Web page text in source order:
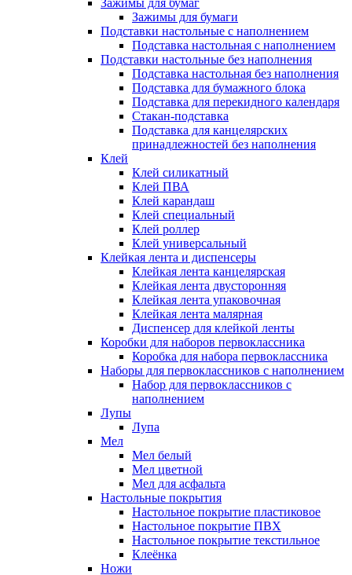
Зажимы для бумаг
Зажимы для бумаги
Подставки настольные с наполнением
Подставка настольная с наполнением
Подставки настольные без наполнения
Подставка настольная без наполнения
Подставка для бумажного блока
Подставка для перекидного календаря
Стакан-подставка
Подставка для канцелярских
принадлежностей без наполнения
Клей
Клей силикатный
Клей ПВА
Клей карандаш
Клей специальный
Клей роллер
Клей универсальный
Клейкая лента и диспенсеры
Клейкая лента канцелярская
Клейкая лента двусторонняя
Клейкая лента упаковочная
Клейкая лента малярная
Диспенсер для клейкой ленты
Коробки для наборов первоклассника
Коробка для набора первоклассника
Наборы для первоклассников с наполнением
Набор для первоклассников с
наполнением
Лупы
Лупа
Мел
Мел белый
Мел цветной
Мел для асфальта
Настольные покрытия
Настольное покрытие пластиковое
Настольное покрытие ПВХ
Настольное покрытие текстильное
Клеёнка
Ножи